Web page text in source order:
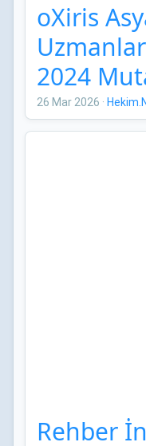
oXiris
2024
Bildirileri
26 Mar 2026 ·
Rehber